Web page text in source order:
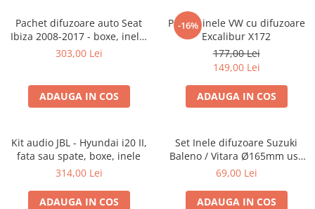
Pachet difuzoare auto Seat
Ibiza 2008-2017 - boxe, inele,
adaptoare
303,00 Lei
ADAUGA IN COS
-16%
Pachet inele VW cu difuzoare
Excalibur X172
177,00 Lei
149,00 Lei
ADAUGA IN COS
Kit audio JBL - Hyundai i20 II,
fata sau spate, boxe, inele
314,00 Lei
ADAUGA IN COS
Set Inele difuzoare Suzuki
Baleno / Vitara Ø165mm usa
fata, 271294-01
69,00 Lei
ADAUGA IN COS